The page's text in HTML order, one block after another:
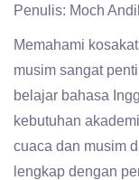
Penulis: Moch
Memahami
musim sangat
belajar bahasa
kebutuhan
cuaca dan musim
lengkap dengan